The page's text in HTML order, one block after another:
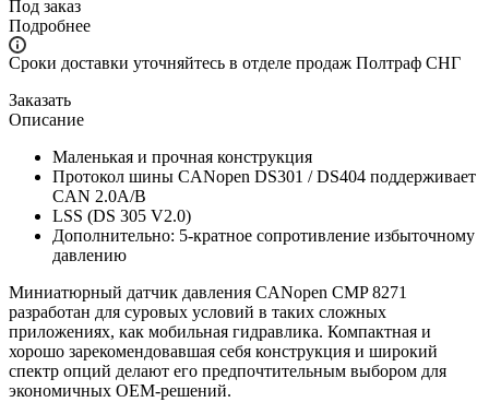
Под заказ
Подробнее
Сроки доставки уточняйтесь в отделе продаж Полтраф СНГ
Заказать
Описание
Маленькая и прочная конструкция
Протокол шины CANopen DS301 / DS404 поддерживает
CAN 2.0A/B
LSS (DS 305 V2.0)
Дополнительно: 5-кратное сопротивление избыточному
давлению
Миниатюрный датчик давления CANopen CMP 8271
разработан для суровых условий в таких сложных
приложениях, как мобильная гидравлика. Компактная и
хорошо зарекомендовавшая себя конструкция и широкий
спектр опций делают его предпочтительным выбором для
экономичных OEM-решений.